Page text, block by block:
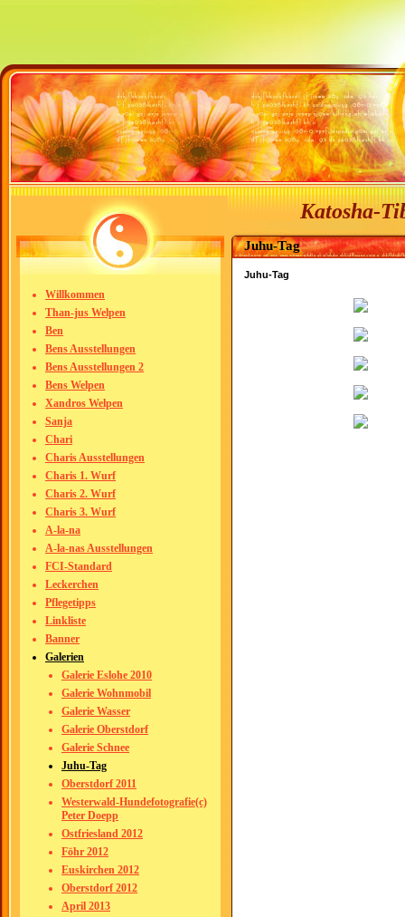
Katosha-
Willkommen
Than-jus Welpen
Ben
Bens Ausstellungen
Bens Ausstellungen 2
Bens Welpen
Xandros Welpen
Sanja
Chari
Charis Ausstellungen
Charis 1. Wurf
Charis 2. Wurf
Charis 3. Wurf
A-la-na
A-la-nas Ausstellungen
FCI-Standard
Leckerchen
Pflegetipps
Linkliste
Banner
Galerien
Galerie Eslohe 2010
Galerie Wohnmobil
Galerie Wasser
Galerie Oberstdorf
Galerie Schnee
Juhu-Tag
Oberstdorf 2011
Westerwald-Hundefotografie(c)
Peter Doepp
Ostfriesland 2012
Föhr 2012
Euskirchen 2012
Oberstdorf 2012
April 2013
Juhu-Tag
Juhu-Tag